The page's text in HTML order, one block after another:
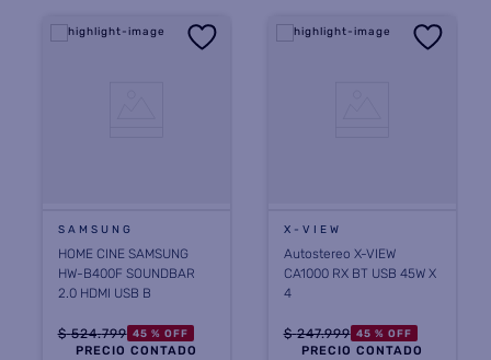
SAMSUNG
HOME CINE SAMSUNG
HW-B400F SOUNDBAR
2.0 HDMI USB B
$ 524.799 45 % OFF
PRECIO CONTADO
X-VIEW
Autostereo X-VIEW
CA1000 RX BT USB 45W X
4
$ 247.999 45 % OFF
PRECIO CONTADO